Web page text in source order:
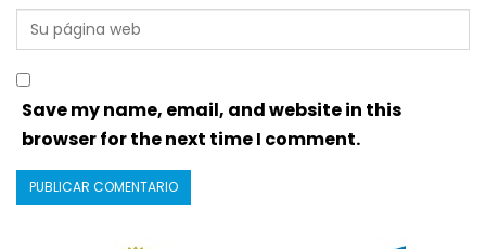
Save my name, email, and website in this
browser for the next time I comment.